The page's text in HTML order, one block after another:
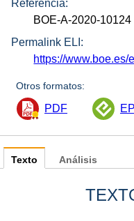
Referencia:
BOE-A-2020-10124
Permalink ELI:
https://
Otros formatos:
PDF
Texto Análisis